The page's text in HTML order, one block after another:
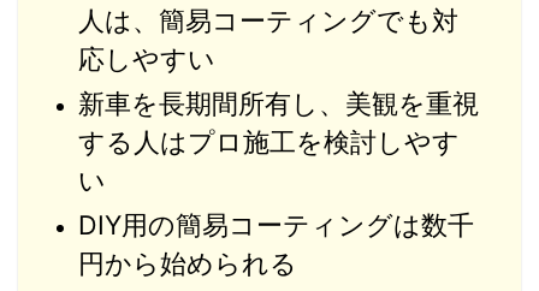
人は、簡易コーティングでも対
応しやすい
新車を長期間所有し、美観を重視
する人はプロ施工を検討しやす
い
DIY用の簡易コーティングは数千
円から始められる